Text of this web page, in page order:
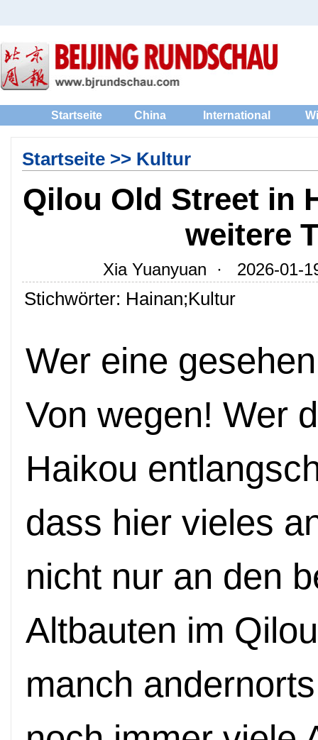
Startseite China International
Startseite>> Kultur
Qilou Old Street in
weitere
Xia Yuanyuan · 2026-01-
Stichwörter: Hainan;Kultur
Wer eine
Von wegen! Wer
Haikou
dass hier vieles
nicht nur an den
Altbauten im
manch